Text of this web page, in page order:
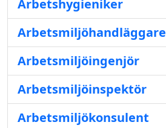
Arbetshygieniker
Arbetsmiljöhandläggare
Arbetsmiljöingenjör
Arbetsmiljöinspektör
Arbetsmiljökonsulent